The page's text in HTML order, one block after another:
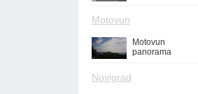
Motovun
Motovun
panorama
Novigrad